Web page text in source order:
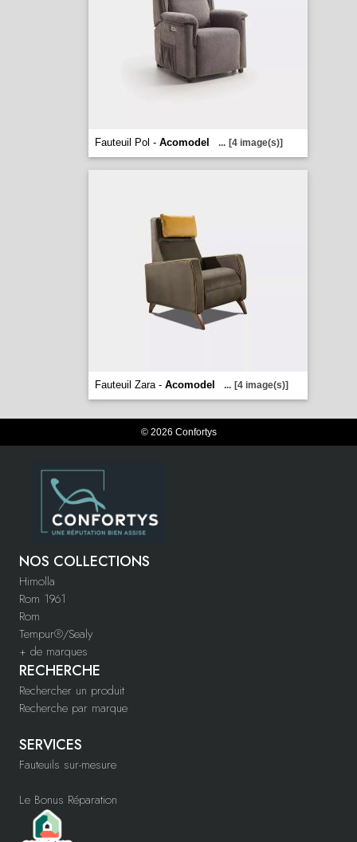
Fauteuil Pol - Acomodel ... [4 image(s)]
Fauteuil Zara - Acomodel ... [4 image(s)]
© 2026 Confortys
NOS COLLECTIONS
Himolla
Rom 1961
Rom
Tempur®/Sealy
+ de marques
RECHERCHE
Rechercher un produit
Recherche par marque
SERVICES
Fauteuils sur-mesure
Le Bonus Réparation